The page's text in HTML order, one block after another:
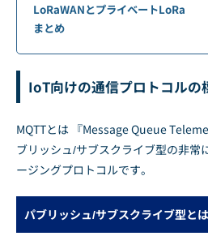
LoRaWANとプライベートLoRa
まとめ
IoT向けの通信プロトコルの
MQTTとは 『Message Queue
ブリッシュ/サブスクライブ型の非常
ージングプロトコルです。
パブリッシュ/サブスクライブ型と